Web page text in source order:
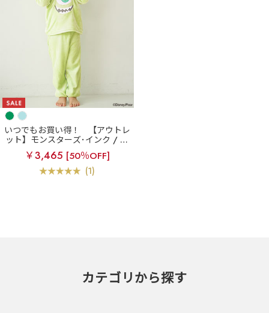
いつでもお買い得！
【アウトレ
ット】モンスターズ･インク / フ
リース 長袖 キッズ 上下セット
(Monsters, Inc.)
￥3,465 [50％OFF]
(1)
カテゴリから探す